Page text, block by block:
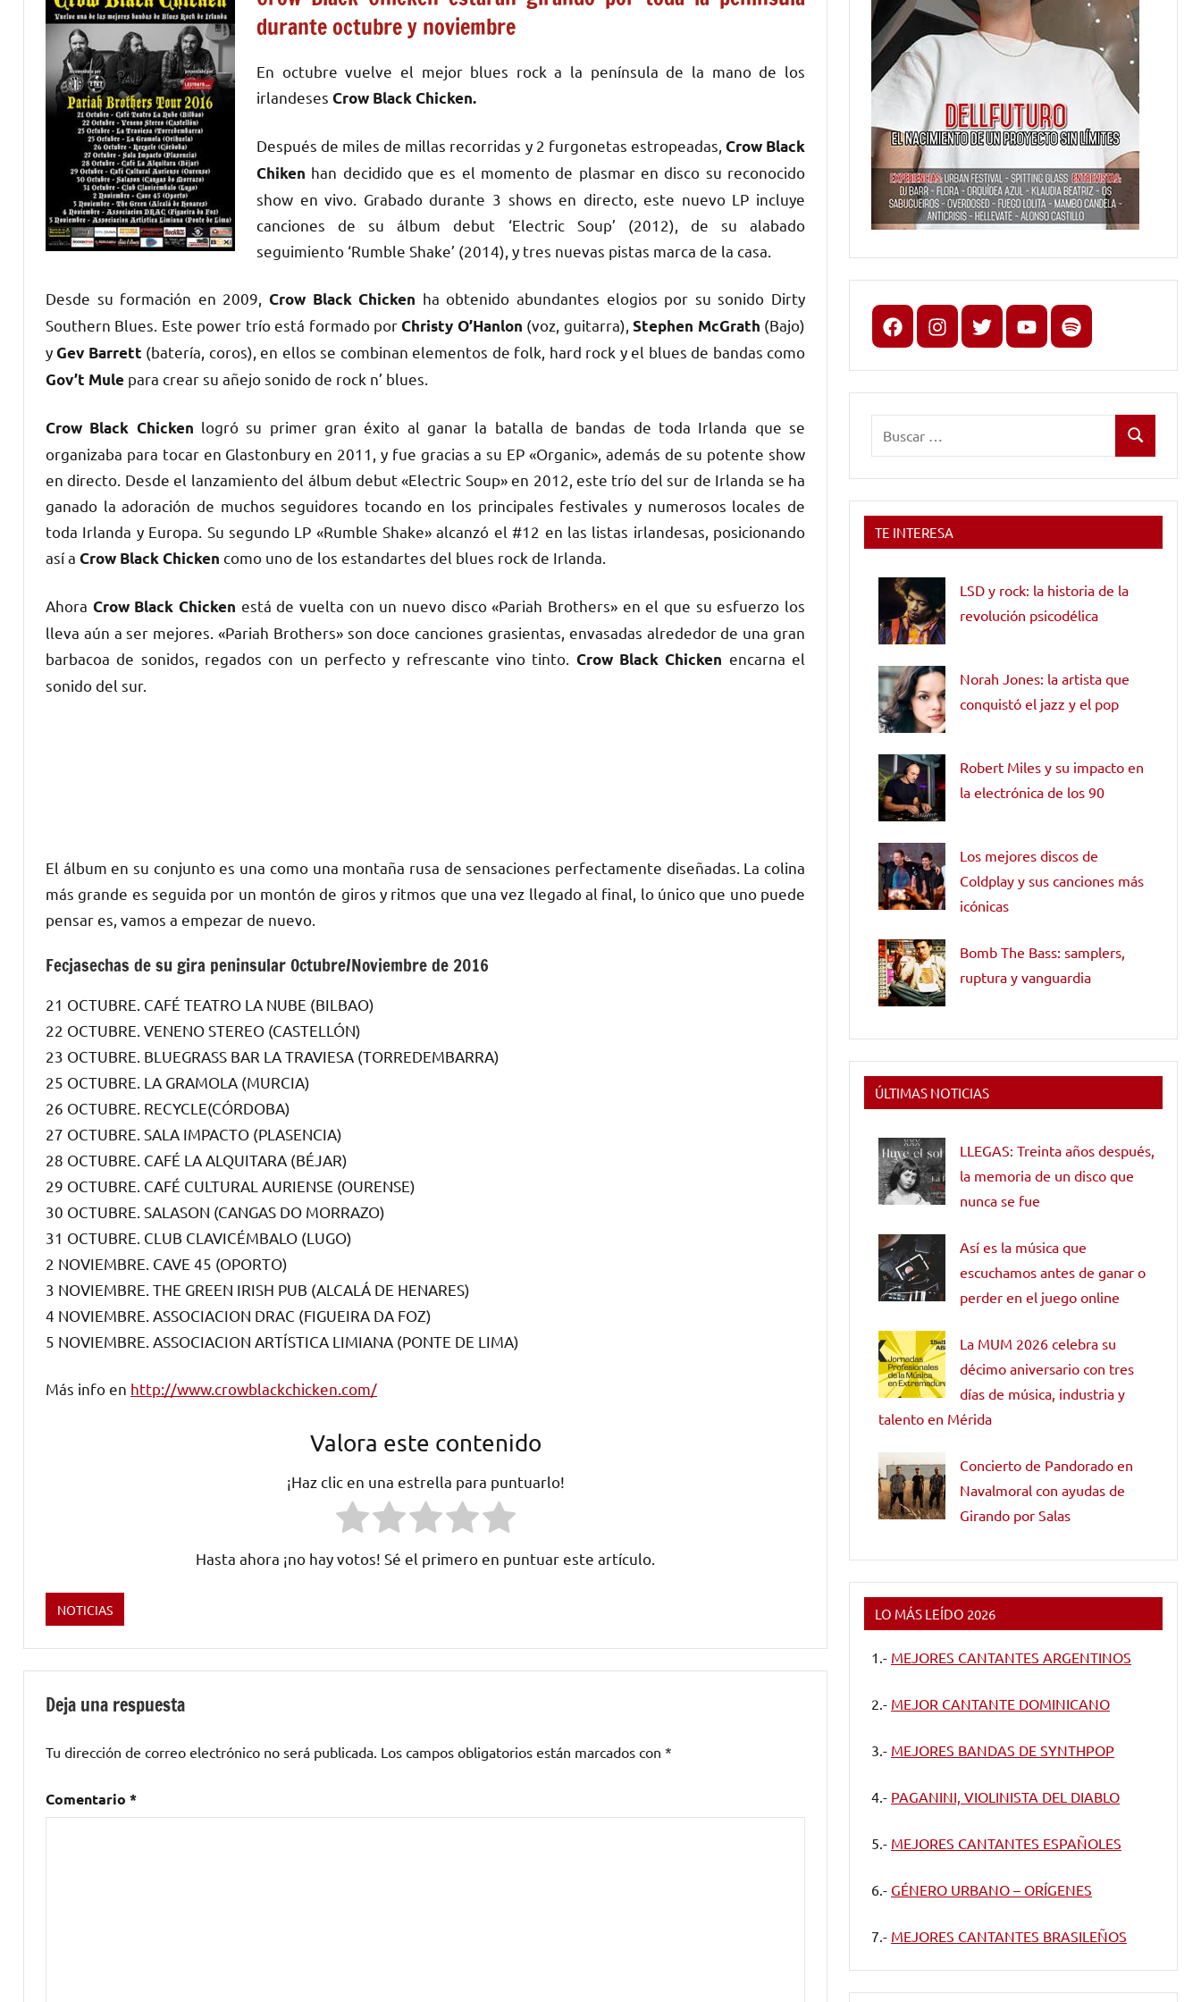
durante octubre y noviembre
En octubre vuelve el mejor blues rock a la península de la mano de los
irlandeses Crow Black Chicken.
Después de miles de millas recorridas y 2 furgonetas estropeadas, Crow Black
Chiken han decidido que es el momento de plasmar en disco su reconocido
show en vivo. Grabado durante 3 shows en directo, este nuevo LP incluye
canciones de su álbum debut ‘Electric Soup’ (2012), de su alabado
seguimiento ‘Rumble Shake’ (2014), y tres nuevas pistas marca de la casa.
Desde su formación en 2009, Crow Black Chicken ha obtenido abundantes elogios por su sonido Dirty
Southern Blues. Este power trío está formado porChristy O’Hanlon (voz, guitarra), Stephen McGrath (Bajo)
yGev Barrett (batería, coros), en ellos se combinan elementos de folk, hard rock y el blues de bandas como
Gov’t Mule para crear su añejo sonido de rock n’ blues.
Crow Black Chicken logró su primer gran éxito al ganar la batalla de bandas de toda Irlanda que se
organizaba para tocar en Glastonbury en 2011, y fue gracias a su EP «Organic», además de su potente show
en directo. Desde el lanzamiento del álbum debut «Electric Soup» en 2012, este trío del sur de Irlanda se ha
ganado la adoración de muchos seguidores tocando en los principales festivales y numerosos locales de
toda Irlanda y Europa. Su segundo LP «Rumble Shake» alcanzó el #12 en las listas irlandesas, posicionando
así a Crow Black Chicken como uno de los estandartes del blues rock de Irlanda.
Ahora Crow Black Chicken está de vuelta con un nuevo disco «Pariah Brothers» en el que su esfuerzo los
lleva aún a ser mejores. «Pariah Brothers» son doce canciones grasientas, envasadas alrededor de una gran
barbacoa de sonidos, regados con un perfecto y refrescante vino tinto. Crow Black Chicken encarna el
sonido del sur.
El álbum en su conjunto es una como una montaña rusa de sensaciones perfectamente diseñadas. La colina
más grande es seguida por un montón de giros y ritmos que una vez llegado al final, lo único que uno puede
pensar es, vamos a empezar de nuevo.
Fecjasechas de su gira peninsular Octubre/Noviembre de 2016
21 OCTUBRE. CAFÉ TEATRO LA NUBE (BILBAO)
22 OCTUBRE. VENENO STEREO (CASTELLÓN)
23 OCTUBRE. BLUEGRASS BAR LA TRAVIESA (TORREDEMBARRA)
25 OCTUBRE. LA GRAMOLA (MURCIA)
26 OCTUBRE. RECYCLE(CÓRDOBA)
27 OCTUBRE. SALA IMPACTO (PLASENCIA)
28 OCTUBRE. CAFÉ LA ALQUITARA (BÉJAR)
29 OCTUBRE. CAFÉ CULTURAL AURIENSE (OURENSE)
30 OCTUBRE. SALASON (CANGAS DO MORRAZO)
31 OCTUBRE. CLUB CLAVICÉMBALO (LUGO)
2 NOVIEMBRE. CAVE 45 (OPORTO)
3 NOVIEMBRE. THE GREEN IRISH PUB (ALCALÁ DE HENARES)
4 NOVIEMBRE. ASSOCIACION DRAC (FIGUEIRA DA FOZ)
5 NOVIEMBRE. ASSOCIACION ARTÍSTICA LIMIANA (PONTE DE LIMA)
Más info en http://www.crowblackchicken.com/
Valora este contenido
¡Haz clic en una estrella para puntuarlo!
Hasta ahora ¡no hay votos! Sé el primero en puntuar este artículo.
Etiquetado
rock,
O’Hanlon,
Black
NOTICIAS
Deja una respuesta
Tu dirección de correo electrónico no será publicada. Los campos obligatorios están marcados con *
Comentario *
FacebookInstagram
X youtubespotify
Buscar
TE INTERESA
LSD y rock: la historia de la
revolución psicodélica
Norah Jones: la artista que
conquistó el jazz y el pop
Robert Miles y su impacto en
la electrónica de los 90
Los mejores discos de
Coldplay y sus canciones más
icónicas
Bomb The Bass: samplers,
ruptura y vanguardia
ÚLTIMAS NOTICIAS
LLEGAS: Treinta años después,
la memoria de un disco que
nunca se fue
Así es la música que
escuchamos antes de ganar o
perder en el juego online
La MUM 2026 celebra su
décimo aniversario con tres
días de música, industria y
talento en Mérida
Concierto de Pandorado en
Navalmoral con ayudas de
Girando por Salas
LO MÁS LEÍDO 2026
1.- MEJORES CANTANTES ARGENTINOS
2.- MEJOR CANTANTE DOMINICANO
3.- MEJORES BANDAS DE SYNTHPOP
4.- PAGANINI, VIOLINISTA DEL DIABLO
5.- MEJORES CANTANTES ESPAÑOLES
6.- GÉNERO URBANO – ORÍGENES
7.- MEJORES CANTANTES BRASILEÑOS